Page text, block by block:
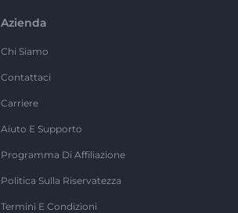
Azienda
Chi Siamo
Contattaci
Carriere
Aiuto E Supporto
Programma Di Affiliazione
Politica Sulla Riservatezza
Termini E Condizioni